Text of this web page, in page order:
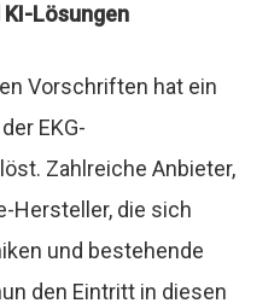
Lösungen
Vorschriften hat ein
EKG-
Zahlreiche Anbieter,
Hersteller, die sich
und bestehende
den Eintritt in diesen